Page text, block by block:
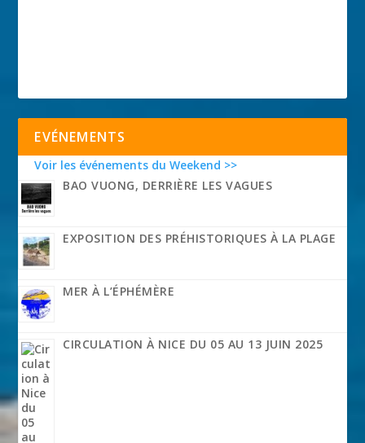
EVÉNEMENTS
Voir les événements du Weekend >>
BAO VUONG, DERRIÈRE LES VAGUES
EXPOSITION DES PRÉHISTORIQUES À LA PLAGE
MER À L’ÉPHÉMÈRE
CIRCULATION À NICE DU 05 AU 13 JUIN 2025